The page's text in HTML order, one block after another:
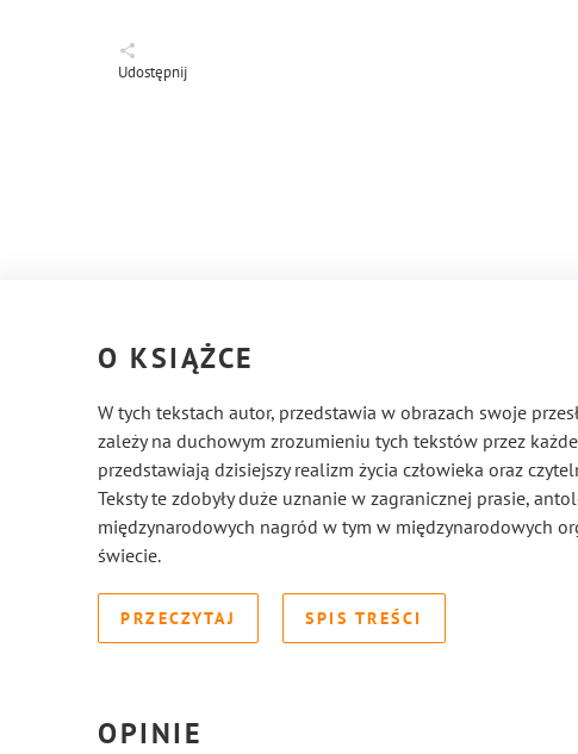
Udostępnij
O KSIĄŻCE
W tych tekstach autor, przedstawia w obrazach swoje
zależy na duchowym zrozumieniu tych tekstów przez
przedstawiają dzisiejszy realizm życia człowieka oraz
Teksty te zdobyły duże uznanie w zagranicznej prasie,
międzynarodowych nagród w tym w międzynarodowych
świecie.
PRZECZYTAJ SPIS TREŚCI
OPINIE